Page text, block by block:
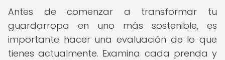
Antes de comenzar a transformar tu
guardarropa en uno más sostenible, es
importante hacer una evaluación de lo que
tienes actualmente. Examina cada prenda y